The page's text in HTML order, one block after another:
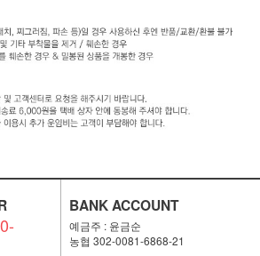
BANK ACCOUNT
예금주 : 윤금순
농협 302-0081-6868-21